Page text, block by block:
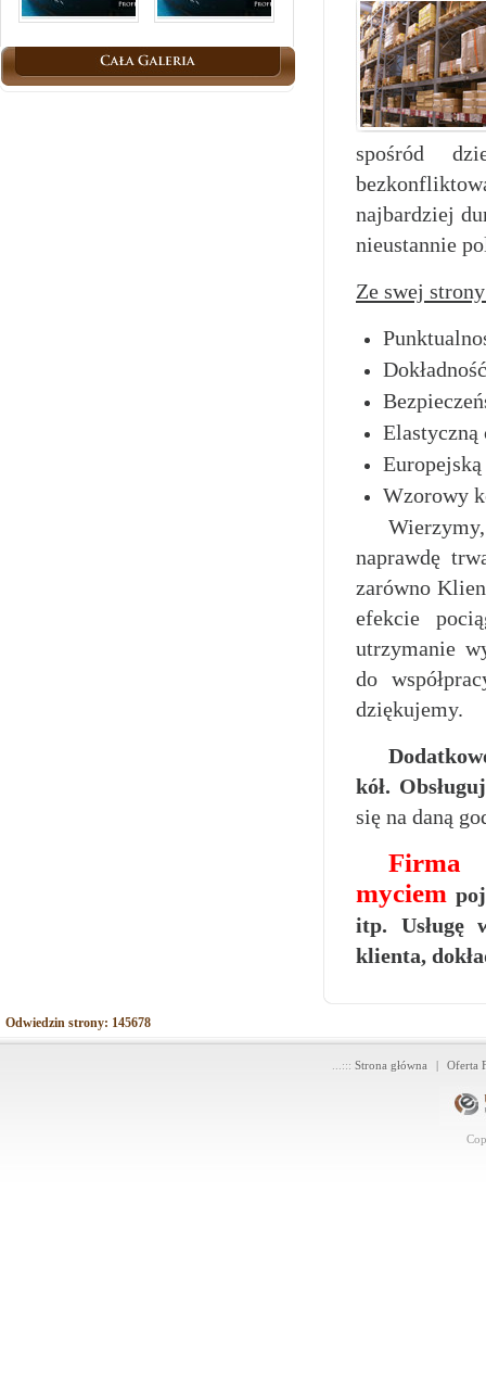
spośród
najbardziej
nieustannie
Ze swej
Elastyczną
Wzorowy
naprawdę
zarówno
efekcie
utrzymanie
do
dziękujemy.
kół.
się na daną
Firma
myciem
itp. Usługę
klienta,
Odwiedzin strony: 145678
...::: Strona główna | Oferta